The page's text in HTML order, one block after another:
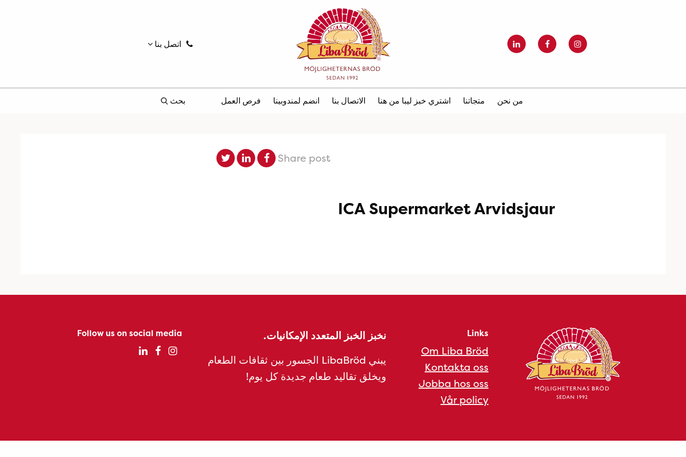
اتصل بنا
من نحن متجاتنا اشتري خبز ليبا من هنا الاتصال بنا انضم لمندوبينا فرص العمل بحث
Share post
ICA Supermarket Arvidsjaur
Links
Om Liba Bröd
Kontakta oss
Jobba hos oss
Vår policy
نخبز الخبز المتعدد الإمكانيات.
يبني LibaBröd الجسور بين ثقافات الطعام
ويخلق تقاليد طعام جديدة كل يوم!
Follow us on social media